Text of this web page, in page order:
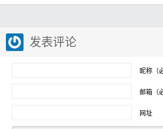
发表评论
昵称（
邮箱（
网址